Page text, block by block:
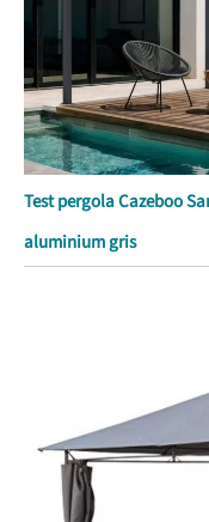
Test pergola Cazeboo
aluminium gris